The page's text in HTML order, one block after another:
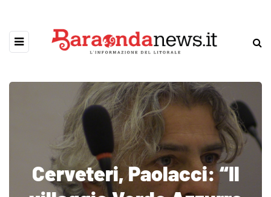
Cerveteri, Paolacci: “Il